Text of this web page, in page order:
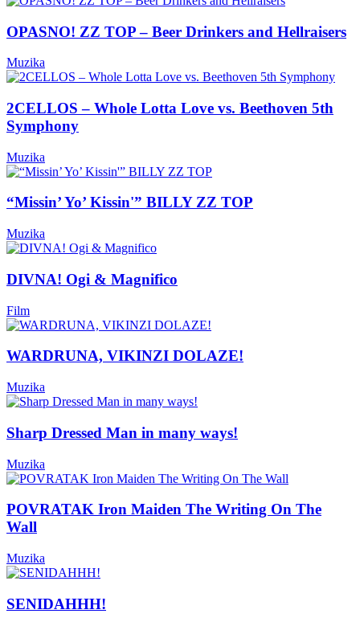
OPASNO! ZZ TOP – Beer Drinkers and Hellraisers
Muzika
2CELLOS – Whole Lotta Love vs. Beethoven 5th
Symphony
Muzika
“Missin’ Yo’ Kissin'” BILLY ZZ TOP
Muzika
DIVNA! Ogi & Magnifico
Film
WARDRUNA, VIKINZI DOLAZE!
Muzika
Sharp Dressed Man in many ways!
Muzika
POVRATAK Iron Maiden The Writing On The
Wall
Muzika
SENIDAHHH!